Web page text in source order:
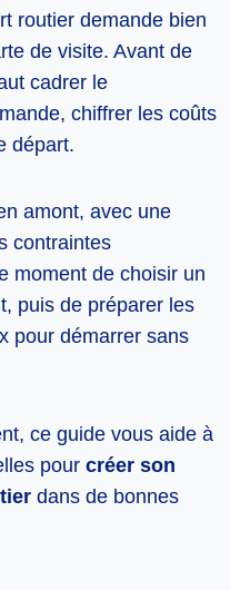
routier demande bien
de visite. Avant de
cadrer le
chiffrer les coûts
départ.
amont, avec une
contraintes
moment de choisir un
puis de préparer les
pour démarrer sans
ce guide vous aide à
pourcréer son
dans de bonnes